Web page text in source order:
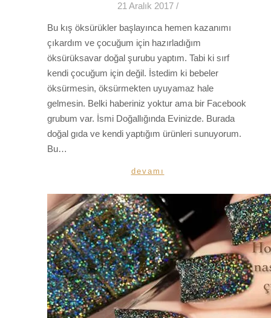
21 Aralık 2017 /
Bu kış öksürükler başlayınca hemen kazanımı
çıkardım ve çocuğum için hazırladığım
öksürüksavar doğal şurubu yaptım. Tabi ki sırf
kendi çocuğum için değil. İstedim ki bebeler
öksürmesin, öksürmekten uyuyamaz hale
gelmesin. Belki haberiniz yoktur ama bir Facebook
grubum var. İsmi Doğallığında Evinizde. Burada
doğal gıda ve kendi yaptığım ürünleri sunuyorum.
Bu…
devamı